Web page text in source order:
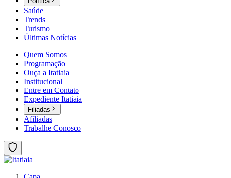
Saúde
Trends
Turismo
Últimas Notícias
Quem Somos
Programação
Ouça a Itatiaia
Institucional
Entre em Contato
Expediente Itatiaia
Filiadas
Afiliadas
Trabalhe Conosco